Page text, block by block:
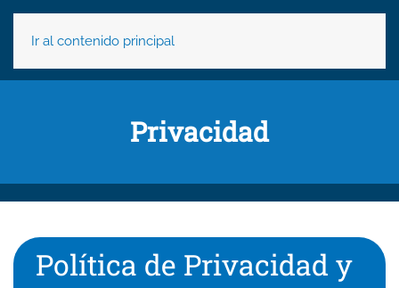
Ir al contenido principal
Privacidad
Política de Privacidad y